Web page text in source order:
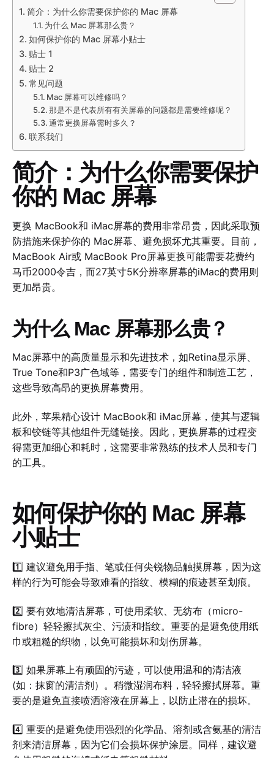
简介：为什么你需要保护你的 Mac 屏幕
为什么 Mac 屏幕那么贵？
如何保护你的 Mac 屏幕小贴士
贴士 1
贴士 2
常见问题
Mac 屏幕可以维修吗？
那是不是代表所有有关屏幕的问题都是需要维修呢？
通常更换屏幕需时多久？
联系我们
简介：为什么你需要保护
你的 Mac 屏幕
更换 MacBook和 iMac屏幕的费用非常昂贵，因此采取预
防措施来保护你的 Mac屏幕、避免损坏尤其重要。目前，
MacBook Air或 MacBook Pro屏幕更换可能需要花费约
马币2000令吉，而27英寸5K分辨率屏幕的iMac的费用则
更加昂贵。
为什么 Mac 屏幕那么贵？
Mac屏幕中的高质量显示和先进技术，如Retina显示屏、
True Tone和P3广色域等，需要专门的组件和制造工艺，
这些导致高昂的更换屏幕费用。
此外，苹果精心设计 MacBook和 iMac屏幕，使其与逻辑
板和铰链等其他组件无缝链接。因此，更换屏幕的过程变
得需更加细心和耗时，这需要非常熟练的技术人员和专门
的工具。
如何保护你的 Mac 屏幕
小贴士
1️⃣ 建议避免用手指、笔或任何尖锐物品触摸屏幕，因为这
样的行为可能会导致难看的指纹、模糊的痕迹甚至划痕。
2️⃣ 要有效地清洁屏幕，可使用柔软、无纺布（micro-
fibre）轻轻擦拭灰尘、污渍和指纹。重要的是避免使用纸
巾或粗糙的织物，以免可能损坏和划伤屏幕。
3️⃣ 如果屏幕上有顽固的污迹，可以使用温和的清洁液
(如：抹窗的清洁剂）。稍微湿润布料，轻轻擦拭屏幕。重
要的是避免直接喷洒溶液在屏幕上，以防止潜在的损坏。
4️⃣ 重要的是避免使用强烈的化学品、溶剂或含氨基的清洁
剂来清洁屏幕，因为它们会损坏保护涂层。同样，建议避